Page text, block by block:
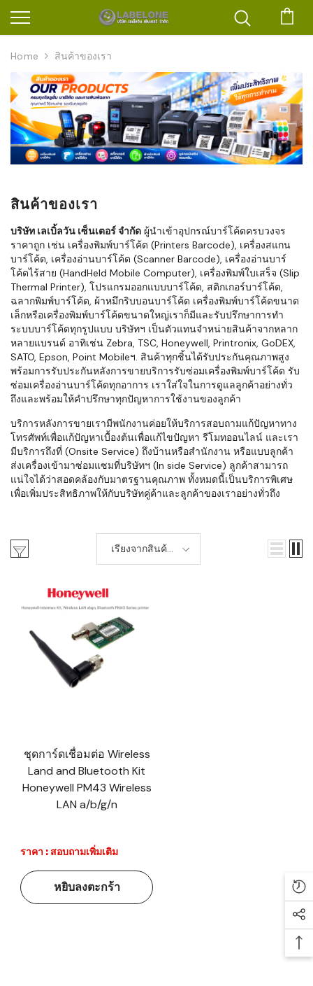
Home สินค้าของเรา
สินค้าของเรา
บริษัท เลเบิ้ลวัน เซ็นเตอร์ จำกัด ผู้นำเข้าอุปกรณ์บาร์โค้ดครบวงจร
ราคาถูก เช่น เครื่องพิมพ์บาร์โค้ด (Printers Barcode), เครื่องสแกน
บาร์โค้ด, เครื่องอ่านบาร์โค้ด (Scanner Barcode), เครื่องอ่านบาร์
โค้ดไร้สาย (HandHeld Mobile Computer), เครื่องพิมพ์ใบเสร็จ (Slip
Thermal Printer), โปรแกรมออกแบบบาร์โค้ด, สติกเกอร์บาร์โค้ด,
ฉลากพิมพ์บาร์โค้ด, ผ้าหมึกริบบอนบาร์โค้ด เครื่องพิมพ์บาร์โค้ดขนาด
เล็กหรือเครื่องพิมพ์บาร์โค้ดขนาดใหญ่เราก็มีและรับปรึกษาการทำ
ระบบบาร์โค้ดทุกรูปแบบ บริษัทฯ เป็นตัวแทนจำหน่ายสินค้าจากหลาก
หลายแบรนด์ อาทิเช่น Zebra, TSC, Honeywell, Printronix, GoDEX,
SATO, Epson, Point Mobileฯ. สินค้าทุกชิ้นได้รับประกันคุณภาพสูง
พร้อมการรับประกันหลังการขายบริการรับซ่อมเครื่องพิมพ์บาร์โค้ด รับ
ซ่อมเครื่องอ่านบาร์โค้ดทุกอาการ เราใส่ใจในการดูแลลูกค้าอย่างทั่ว
ถึงและพร้อมให้คำปรึกษาทุกปัญหาการใช้งานของลูกค้า
บริการหลังการขายเรามีพนักงานค่อยให้บริการสอบถามแก้ปัญหาทาง
โทรศัพท์เพื่อแก้ปัญหาเบื้องต้นเพื่อแก้ไขปัญหา รีโมทออนไลน์ และเรา
มีบริการถึงที่ (Onsite Service) ถึงบ้านหรือสำนักงาน หรือแบบลูกค้า
ส่งเครื่องเข้ามาซ่อมแซมที่บริษัทฯ (In side Service) ลูกค้าสามารถ
แน่ใจได้ว่าสอดคล้องกับมาตรฐานคุณภาพ ทั้งหมดนี้เป็นบริการพิเศษ
เพื่อเพิ่มประสิทธิภาพให้กับบริษัทคู่ค้าและลูกค้าของเราอย่างทั่วถึง
เรียงจากสินค้า
ใหม่-เก่า
ชุดการ์ดเชื่อมต่อ Wireless
Land and Bluetooth Kit
Honeywell PM43 Wireless
LAN a/b/g/n
ราคา : สอบถามเพิ่มเติม
หยิบลงตะกร้า